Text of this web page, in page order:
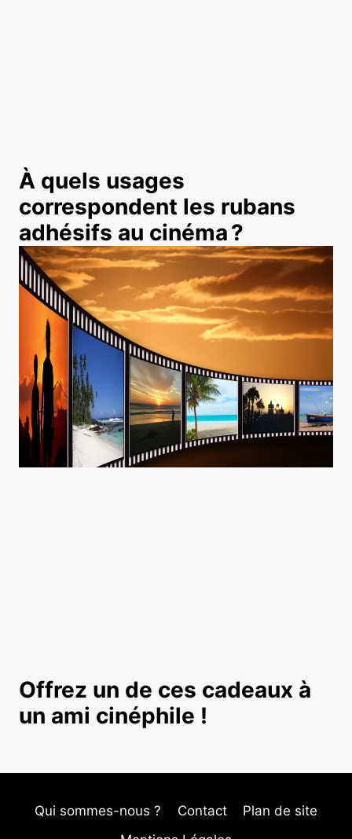
À quels usages
correspondent les rubans
adhésifs au cinéma ?
Offrez un de ces cadeaux à
un ami cinéphile !
Qui sommes-nous ? Contact
Plan de site